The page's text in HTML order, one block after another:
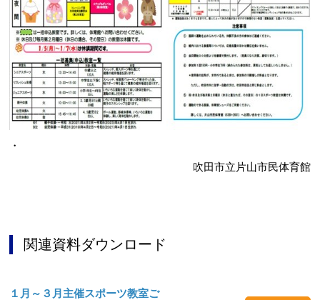
・
吹田市立片山市民体育館
関連資料ダウンロード
１月～３月主催スポーツ教室ご